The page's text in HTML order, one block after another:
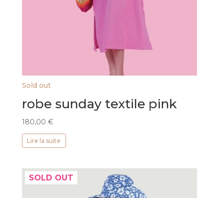
Sold out
robe sunday textile pink
180,00 €
Lire la suite
SOLD OUT